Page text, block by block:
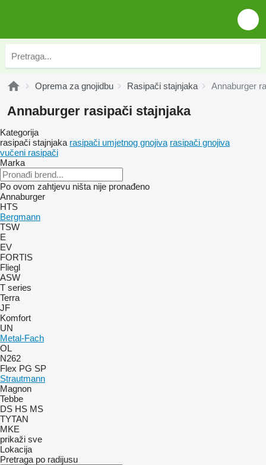
Oprema za gnojidbu Rasipači stajnjaka Annaburger
Annaburger rasipači stajnjaka
Kategorija
rasipači stajnjaka rasipači umjetnog gnojiva rasipači gnojiva
vučeni rasipači
Marka
Po ovom zahtjevu ništa nije pronađeno
Annaburger
HTS
Bergmann
TSW
E
EV
FORTIS
Fliegl
ASW
T series
Terra
JF
Komfort
UN
Metal-Fach
OL
N262
Flex PG SP
Strautmann
Magnon
Tebbe
DS HS MS
TYTAN
MKE
prikaži sve
Lokacija
Pretraga po radijusu